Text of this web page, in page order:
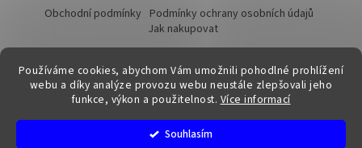
Používáme cookies, abychom Vám umožnili pohodlné prohlížení
webu a díky analýze provozu webu neustále zlepšovali jeho
funkce, výkon a použitelnost. Více informací
Souhlasím
Obchodní podmínky Podmínky ochrany osobních údajů
Jak nakupovat
Vytvořil Shoptet